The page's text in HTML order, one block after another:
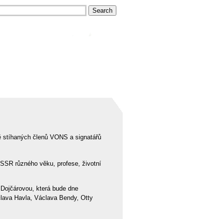
členů VONS a signatářů
různého věku, profese, životní
která bude dne
Havla, Václava Bendy, Otty